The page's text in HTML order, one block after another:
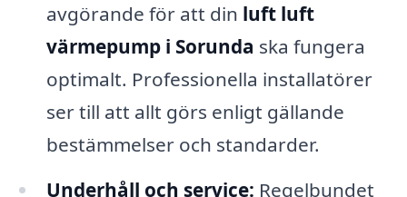
avgörande för att din luft luft
värmepump i Sorunda ska fungera
optimalt. Professionella installatörer
ser till att allt görs enligt gällande
bestämmelser och standarder.
Underhåll och service: Regelbundet